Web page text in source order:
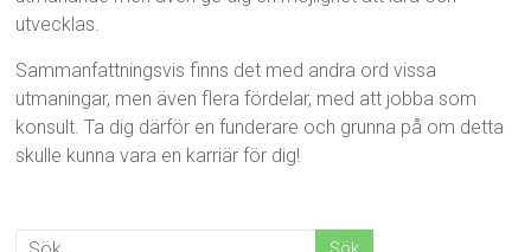
utvecklas.
Sammanfattningsvis finns det med andra ord vissa
utmaningar, men även flera fördelar, med att jobba som
konsult. Ta dig därför en funderare och grunna på om detta
skulle kunna vara en karriär för dig!